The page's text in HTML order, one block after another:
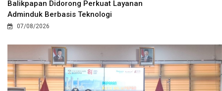
Balikpapan Didorong Perkuat Layanan
Adminduk Berbasis Teknologi
07/08/2026